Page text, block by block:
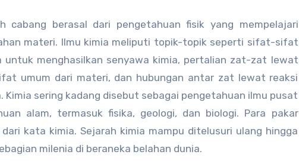
cabang berasal dari pengetahuan fisik yang mempelajari
materi. Ilmu kimia meliputi topik-topik seperti sifat-sifat
menghasilkan senyawa kimia, pertalian zat-zat lewat
umum dari materi, dan hubungan antar zat lewat reaksi
sering kadang disebut sebagai pengetahuan ilmu pusat
alam, termasuk fisika, geologi, dan biologi. Para pakar
kata kimia. Sejarah kimia mampu ditelusuri ulang hingga
milenia di beraneka belahan dunia.